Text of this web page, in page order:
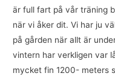
är full fart på vår träning
när vi åker dit. Vi har ju
på gården när allt är
vintern har verkligen var
mycket fin 1200- meters